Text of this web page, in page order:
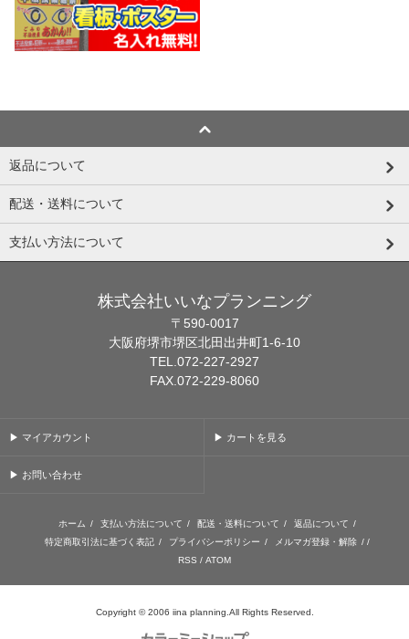
返品について
配送・送料について
支払い方法について
株式会社いいなプランニング
〒590-0017
大阪府堺市堺区北田出井町1-6-10
TEL.072-227-2927
FAX.072-229-8060
▶ マイアカウント ▶ カートを見る
▶ お問い合わせ
ホーム / 支払い方法について / 配送・送料について / 返品について /
特定商取引法に基づく表記 / プライバシーポリシー / メルマガ登録・解除 / /
RSS / ATOM
Copyright © 2006 iina planning.All Rights Reserved.